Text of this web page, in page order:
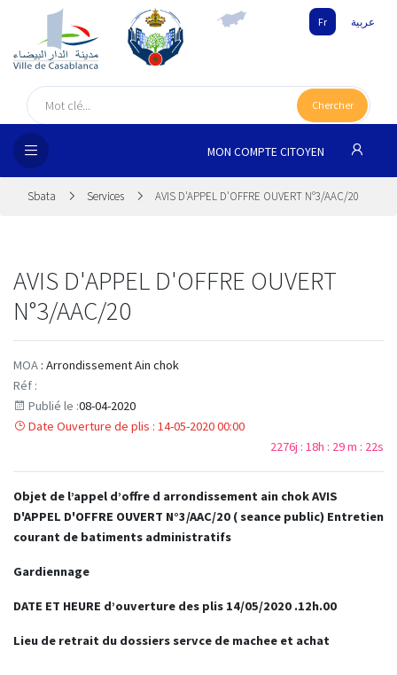
MÉDIA
Fr عربية
Chercher
MON COMPTE CITOYEN
Sbata Services AVIS D'APPEL D'OFFRE OUVERT N°3/AAC/20
AVIS D'APPEL D'OFFRE OUVERT
N°3/AAC/20
MOA : Arrondissement Ain chok
Réf :
Publié le :08-04-2020
Date Ouverture de plis : 14-05-2020 00:00
2276j : 18h : 29 m : 21s
Objet de l’appel d’offre d arrondissement ain chok AVIS
D'APPEL D'OFFRE OUVERT N°3/AAC/20 ( seance public) Entretien
courant de batiments administratifs
Gardiennage
DATE ET HEURE d’ouverture des plis 14/05/2020 .12h.00
Lieu de retrait du dossiers servce de machee et achat